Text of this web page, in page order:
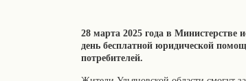
28 марта 2025 года в Министерстве
день бесплатной юридической
потребителей.